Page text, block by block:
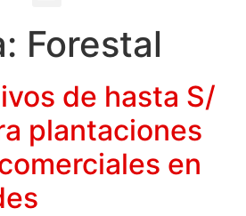
Forestal
de hasta S/
plantaciones
en